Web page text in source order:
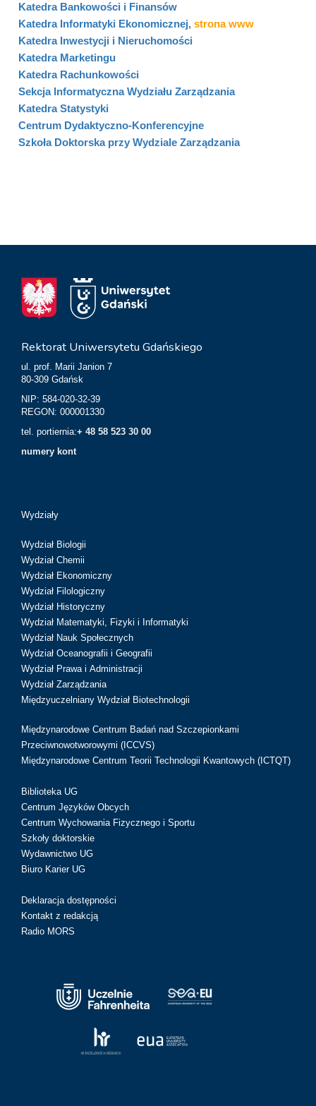
Katedra Bankowości i Finansów
Katedra Informatyki Ekonomicznej, strona www
Katedra Inwestycji i Nieruchomości
Katedra Marketingu
Katedra Rachunkowości
Sekcja Informatyczna Wydziału Zarządzania
Katedra Statystyki
Centrum Dydaktyczno-Konferencyjne
Szkoła Doktorska przy Wydziale Zarządzania
Rektorat Uniwersytetu Gdańskiego
ul. prof. Marii Janion 7
80-309 Gdańsk
NIP: 584-020-32-39
REGON: 000001330
tel. portiernia:+ 48 58 523 30 00
numery kont
Wydziały
Wydział Biologii
Wydział Chemii
Wydział Ekonomiczny
Wydział Filologiczny
Wydział Historyczny
Wydział Matematyki, Fizyki i Informatyki
Wydział Nauk Społecznych
Wydział Oceanografii i Geografii
Wydział Prawa i Administracji
Wydział Zarządzania
Międzyuczelniany Wydział Biotechnologii
Międzynarodowe Centrum Badań nad Szczepionkami
Przeciwnowotworowymi (ICCVS)
Międzynarodowe Centrum Teorii Technologii Kwantowych (ICTQT)
Biblioteka UG
Centrum Języków Obcych
Centrum Wychowania Fizycznego i Sportu
Szkoły doktorskie
Wydawnictwo UG
Biuro Karier UG
Deklaracja dostępności
Kontakt z redakcją
Radio MORS